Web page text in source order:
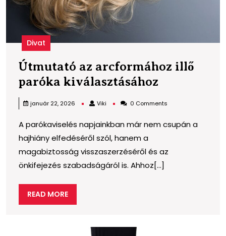
Divat
Útmutató az arcformához illő
paróka kiválasztásához
illő
január 22, 2026 Viki Viki 0 Comments
A parókaviselés napjainkban már nem csupán a
hajhiány elfedéséről szól, hanem a
magabiztosság visszaszerzéséről és az
önkifejezés szabadságáról is. Ahhoz[...]
READ MOREREAD
MORE